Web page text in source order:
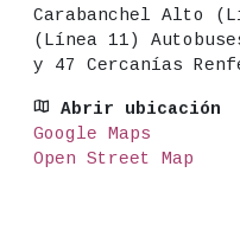
Carabanchel Alto
(Línea 11)
y 47 Cercanías
Abrir ubicación
Google Maps
Open Street Map